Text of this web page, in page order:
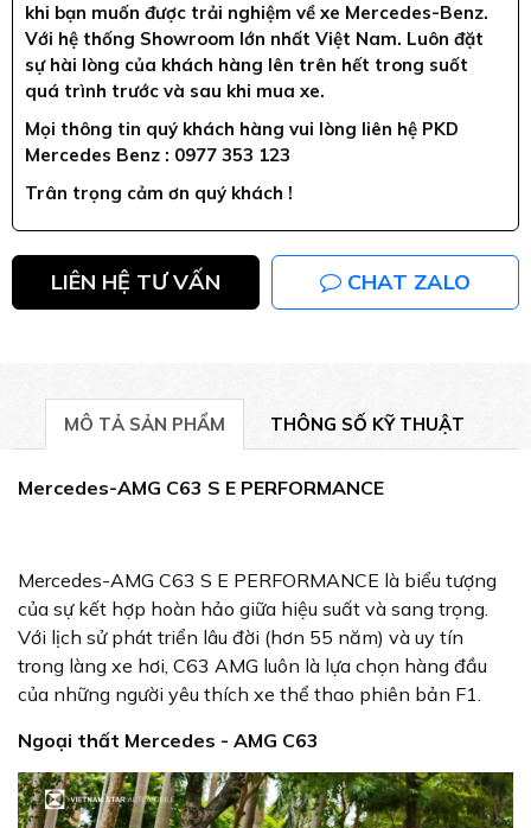
khi bạn muốn được trải nghiệm về xe Mercedes-Benz.
Với hệ thống Showroom lớn nhất Việt Nam. Luôn đặt
sự hài lòng của khách hàng lên trên hết trong suốt
quá trình trước và sau khi mua xe.
Mọi thông tin quý khách hàng vui lòng liên hệ PKD
Mercedes Benz : 0977 353 123
Trân trọng cảm ơn quý khách !
LIÊN HỆ TƯ VẤN CHAT ZALO
MÔ TẢ SẢN PHẨM THÔNG SỐ KỸ THUẬT
Mercedes-AMG C63 S E PERFORMANCE
Mercedes-AMG C63 S E PERFORMANCE là biểu tượng
của sự kết hợp hoàn hảo giữa hiệu suất và sang trọng.
Với lịch sử phát triển lâu đời (hơn 55 năm) và uy tín
trong làng xe hơi, C63 AMG luôn là lựa chọn hàng đầu
của những người yêu thích xe thể thao phiên bản F1.
Ngoại thất Mercedes - AMG C63